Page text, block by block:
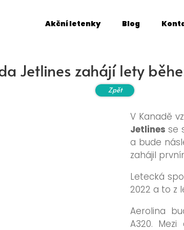
Akční letenky Blog
Jetlines zahájí lety
Zpět
V Kanadě
Jetlines se
a bude
zahájil
Letecká
2022 a to z
Aerolina
A320.